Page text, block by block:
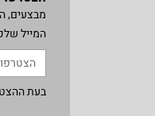
מבצעים,
המייל
בעת